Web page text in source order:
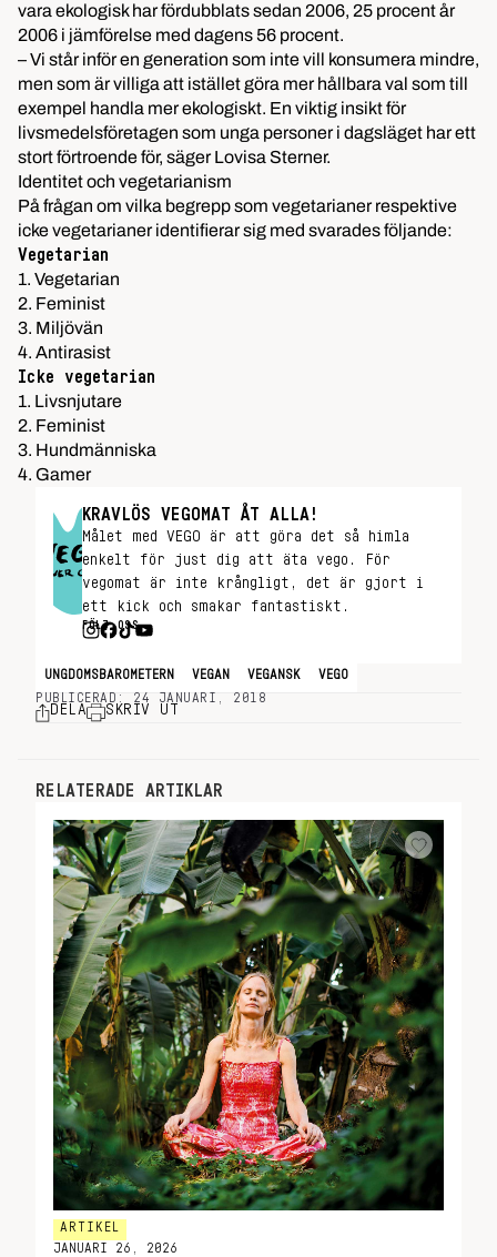
vara ekologisk har fördubblats sedan 2006, 25 procent år
2006 i jämförelse med dagens 56 procent.
– Vi står inför en generation som inte vill konsumera mindre,
men som är villiga att istället göra mer hållbara val som till
exempel handla mer ekologiskt. En viktig insikt för
livsmedelsföretagen som unga personer i dagsläget har ett
stort förtroende för, säger Lovisa Sterner.
Identitet och vegetarianism
På frågan om vilka begrepp som vegetarianer respektive
icke vegetarianer identifierar sig med svarades följande:
Vegetarian
1. Vegetarian
2. Feminist
3. Miljövän
4. Antirasist
Icke vegetarian
1. Livsnjutare
2. Feminist
3. Hundmänniska
4. Gamer
KRAVLÖS VEGOMAT ÅT ALLA!
Målet med VEGO är att göra det så himla
enkelt för just dig att äta vego. För
vegomat är inte krångligt, det är gjort i
ett kick och smakar fantastiskt.
FÖLJ OSS
UNGDOMSBAROMETERN VEGAN VEGANSK
VEGO
PUBLICERAD: 24 JANUARI, 2018
DELA SKRIV UT
RELATERADE ARTIKLAR
ARTIKEL
JANUARI 26, 2026